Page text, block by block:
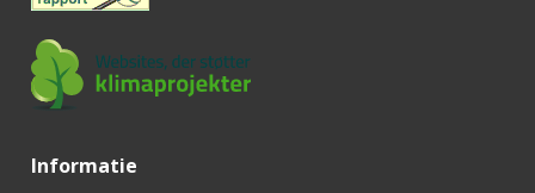
Informatie